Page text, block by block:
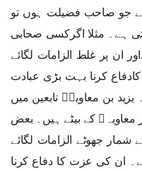
جو صاحب فضیلت ہوں تو
ہے۔ مثلا اگرکسی صحابی
ان پر غلط الزامات لگائے
کرنا بہت بڑی عبادت
بن معاویہؓ تابعین میں
کے بیٹے ہیں۔ بعض
شمار جھوٹے الزامات لگائے
ان کی عزت کا دفاع کرنا